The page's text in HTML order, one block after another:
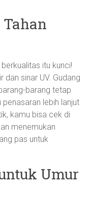
itu kunci!
dan sinar UV. Gudang
barang tetap
lebih lanjut
kamu bisa cek di
menemukan
pas untuk
Umur